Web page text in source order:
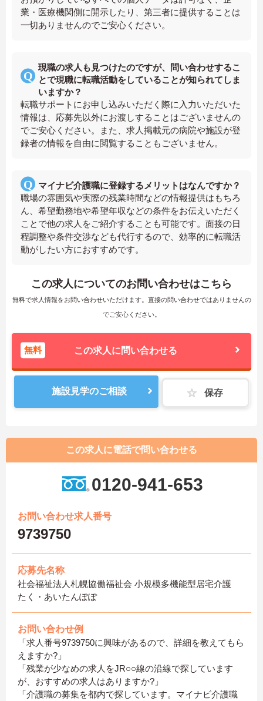
業・医療機関側に開示したり、第三者に提供することは
一切ありませんのでご安心ください。
現職の求人も見つけたのですが、問い合わせするこ
とで現職に転職活動をしていることが知られてしま
いますか？
転職サポートにお申し込みいただく際に入力いただいた
情報は、応募先以外にお渡しすることはございませんの
でご安心ください。また、求人掲載元の病院や施設が登
録者の情報を自由に閲覧することもございません。
マイナビ介護職に登録するメリットはなんですか？
職場の雰囲気や実際の残業時間などの情報提供はもちろ
ん、希望勤務地や希望年収などの条件をお伝えいただく
ことで他の求人をご紹介することも可能です。面接の日
程調整や条件交渉なども代行するので、効率的に転職活
動がしたい方におすすめです。
この求人についてのお問い合わせはこちら
無料で求人情報をお問い合わせいただけます。直接の問い合わせではありませんの
でご安心ください。
無料 この求人に問い合わせる
施設見学のご相談 保存
この求人に電話で問い合わせる
0120-941-653
お問い合わせ求人番号
9739750
応募先名称
社会福祉法人札幌協働福祉会 小規模多機能型居宅介護
たく・あいたんぽぽ
お問い合わせ例
「求人番号9739750に興味があるので、詳細を教えてもら
えますか?」
「残業が少なめの求人をJR○○線の沿線で探しています
が、おすすめの求人はありますか?」
「介護職の募集を都内で探しています。マイナビ介護職